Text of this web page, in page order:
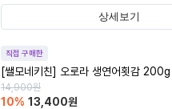
상세보기
직접 구매한
[쌜모네키친] 오로라 생연어횟감 200g
14,900원
10% 13,400원